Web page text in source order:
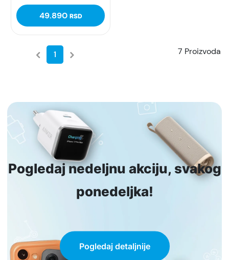
49.890 RSD
1 7 Proizvoda
Pogledaj nedeljnu akciju, svakog
ponedeljka!
Pogledaj detaljnije